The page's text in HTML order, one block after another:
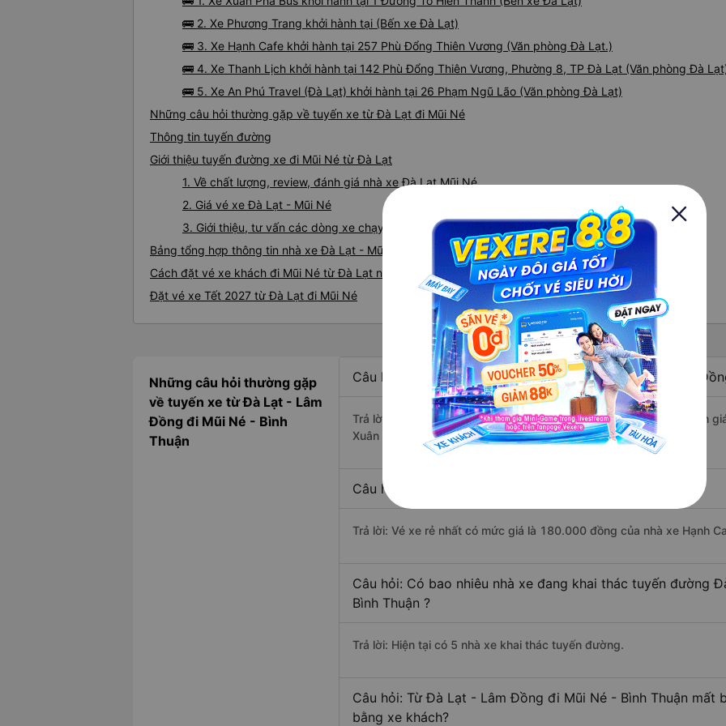
🚌 2. Xe Phương Trang khởi hành tại (Bến xe Đà Lạt)
🚌 3. Xe Hạnh Cafe khởi hành tại 257 Phù Đổng Thiên Vương (Văn phòng Đà Lạt.)
🚌 4. Xe Thanh Lịch khởi hành tại 142 Phù Đổng Thiên Vương, Phường 8, TP Đà Lạt (Văn phòng Đà
🚌 5. Xe An Phú Travel (Đà Lạt) khởi hành tại 26 Phạm Ngũ Lão (Văn phòng Đà Lạt)
Những câu hỏi thường gặp về tuyến xe từ Đà Lạt đi Mũi Né
Thông tin tuyến đường
Giới thiệu tuyến đường xe đi Mũi Né từ Đà Lạt
1. Về chất lượng, review, đánh giá nhà xe Đà Lạt Mũi Né
2. Giá vé xe Đà Lạt - Mũi Né
3. Giới thiệu, tư vấn các dòng xe chạy tuyến đường Đà Lạt đi Mũi Né
Bảng tổng hợp thông tin nhà xe Đà Lạt - Mũi Né
Cách đặt vé xe khách đi Mũi Né từ Đà Lạt nhanh và uy tín nhất
Đặt vé xe Tết 2027 từ Đà Lạt đi Mũi Né
Những câu hỏi thường gặp
về tuyến xe từ Đà Lạt - Lâm
Đồng đi Mũi Né - Bình
Thuận
Câu hỏi: Nhà xe đi Mũi Né - Bình Thuận từ Đà Lạt - Lâm
Trả lời: Xe đi Mũi Né - Bình Thuận từ Đà Lạt - Lâm Đồng được đánh
Xuân Pha Bus, Phương Trang, Hạnh Cafe.
Câu hỏi: Xe nào đi Mũi Né - Bình Thuận có giá rẻ nhất?
Trả lời: Vé xe rẻ nhất có mức giá là 180.000 đồng của nhà xe Hạnh
Câu hỏi: Có bao nhiêu nhà xe đang khai thác tuyến đường
Bình Thuận ?
Trả lời: Hiện tại có 5 nhà xe khai thác tuyến đường.
Câu hỏi: Từ Đà Lạt - Lâm Đồng đi Mũi Né - Bình Thuận mất
bằng xe khách?